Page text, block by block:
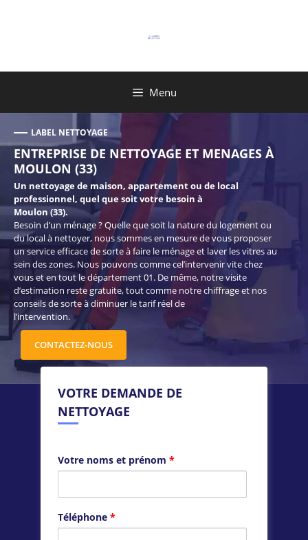
Menu
LABEL NETTOYAGE
ENTREPRISE DE NETTOYAGE ET MENAGES À
MOULON (33)
Un nettoyage de maison, appartement ou de local
professionnel, quel que soit votre besoin à
Moulon (33).
Besoin d’un ménage ? Quelle que soit la nature du logement ou
du local à nettoyer, nous sommes en mesure de vous proposer
un service efficace de sorte à faire le ménage et laver les vitres au
sein des zones. Nous pouvons comme cel’intervenir vite chez
vous et en tout le département 01. De même, notre visite
d’estimation reste gratuite, tout comme notre chiffrage et nos
conseils de sorte à diminuer le tarif réel de
l’intervention.
CONTACTEZ-NOUS
VOTRE DEMANDE DE
NETTOYAGE
Votre noms et prénom *
Téléphone *